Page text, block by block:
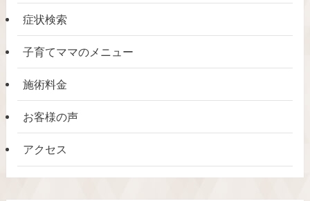
症状検索
子育てママのメニュー
施術料金
お客様の声
アクセス